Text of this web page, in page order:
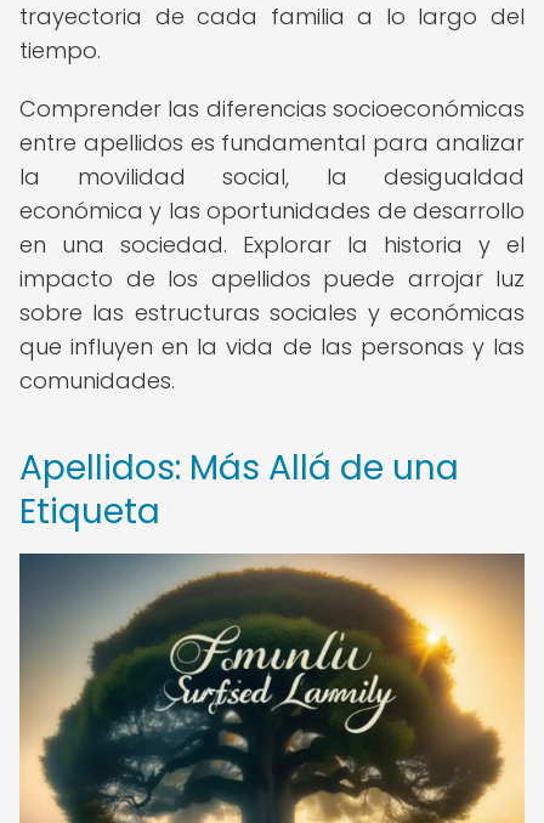
trayectoria de cada familia a lo largo del
tiempo.
Comprender las diferencias socioeconómicas
entre apellidos es fundamental para analizar
la movilidad social, la desigualdad
económica y las oportunidades de desarrollo
en una sociedad. Explorar la historia y el
impacto de los apellidos puede arrojar luz
sobre las estructuras sociales y económicas
que influyen en la vida de las personas y las
comunidades.
Apellidos: Más Allá de una
Etiqueta